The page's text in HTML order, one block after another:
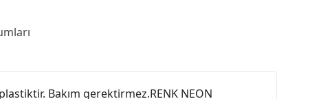
Bakım gerektirmez.RENK NEON